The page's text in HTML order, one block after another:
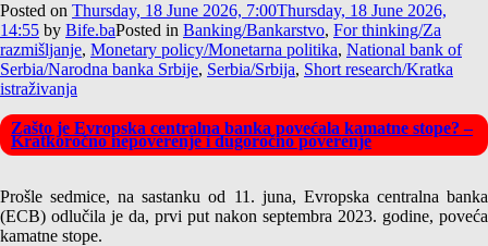
Posted on Thursday, 18 June 2026, 7:00Thursday, 18 June 2026,
14:55 by Bife.baPosted in Banking/Bankarstvo, For thinking/Za
razmišljanje, Monetary policy/Monetarna politika, National bank of
Serbia/Narodna banka Srbije, Serbia/Srbija, Short research/Kratka
istraživanja
Zašto je Evropska centralna banka povećala kamatne stope? –
Kratkoročno nepoverenje i dugoročno poverenje
Prošle sedmice, na sastanku od 11. juna, Evropska centralna banka
(ECB) odlučila je da, prvi put nakon septembra 2023. godine, poveća
kamatne stope.